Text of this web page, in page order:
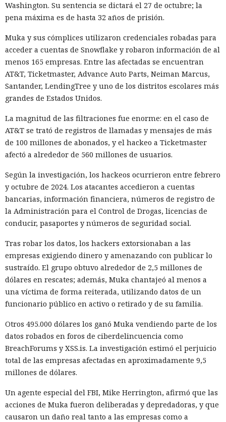
Washington. Su sentencia se dictará el 27 de octubre; la
pena máxima es de hasta 32 años de prisión.
Muka y sus cómplices utilizaron credenciales robadas para
acceder a cuentas de Snowflake y robaron información de al
menos 165 empresas. Entre las afectadas se encuentran
AT&T, Ticketmaster, Advance Auto Parts, Neiman Marcus,
Santander, LendingTree y uno de los distritos escolares más
grandes de Estados Unidos.
La magnitud de las filtraciones fue enorme: en el caso de
AT&T se trató de registros de llamadas y mensajes de más
de 100 millones de abonados, y el hackeo a Ticketmaster
afectó a alrededor de 560 millones de usuarios.
Según la investigación, los hackeos ocurrieron entre febrero
y octubre de 2024. Los atacantes accedieron a cuentas
bancarias, información financiera, números de registro de
la Administración para el Control de Drogas, licencias de
conducir, pasaportes y números de seguridad social.
Tras robar los datos, los hackers extorsionaban a las
empresas exigiendo dinero y amenazando con publicar lo
sustraído. El grupo obtuvo alrededor de 2,5 millones de
dólares en rescates; además, Muka chantajeó al menos a
una víctima de forma reiterada, utilizando datos de un
funcionario público en activo o retirado y de su familia.
Otros 495.000 dólares los ganó Muka vendiendo parte de los
datos robados en foros de ciberdelincuencia como
BreachForums y XSS.is. La investigación estimó el perjuicio
total de las empresas afectadas en aproximadamente 9,5
millones de dólares.
Un agente especial del FBI, Mike Herrington, afirmó que las
acciones de Muka fueron deliberadas y depredadoras, y que
causaron un daño real tanto a las empresas como a